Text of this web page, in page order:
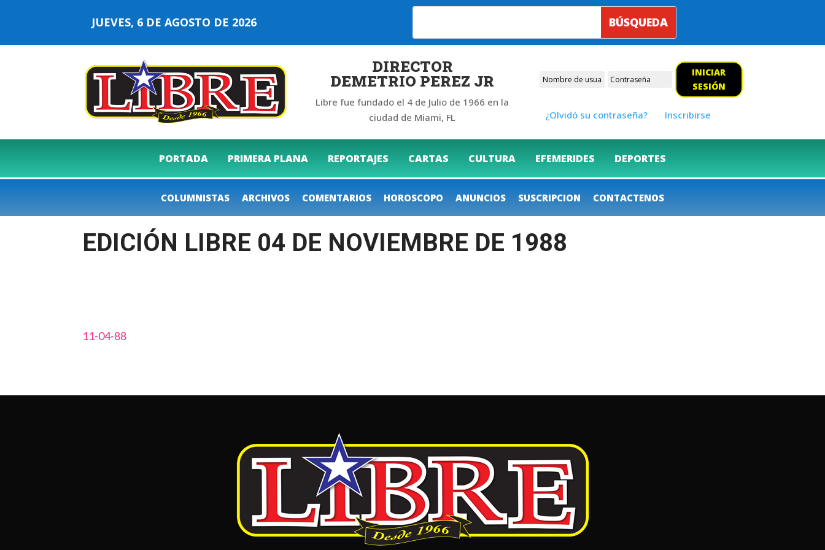
JUEVES, 6 DE AGOSTO DE 2026
DIRECTOR
DEMETRIO PEREZ JR
Libre fue fundado el 4 de Julio de 1966 en la
ciudad de Miami, FL
INICIAR
SESIÓN
¿Olvidó su contraseña? Inscribirse
PORTADA PRIMERA PLANA REPORTAJES CARTAS CULTURA EFEMERIDES DEPORTES
COLUMNISTAS ARCHIVOS COMENTARIOS HOROSCOPO ANUNCIOS SUSCRIPCION CONTACTENOS
EDICIÓN LIBRE 04 DE NOVIEMBRE DE 1988
11-04-88